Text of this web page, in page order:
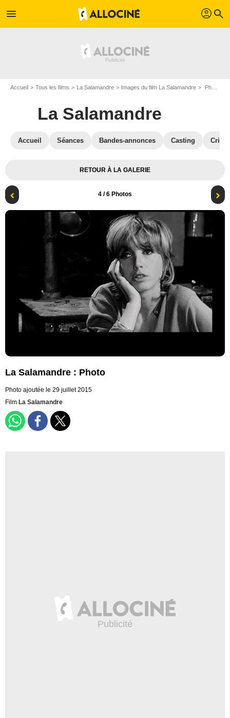
menu profil search
Accueil Tous les films La Salamandre Images du film La Salamandre Photo du film La Salamandre - Photo 4
La Salamandre
Accueil Séances Bandes-annonces Casting
RETOUR À LA GALERIE
4 / 6 Photos
La Salamandre : Photo
Photo ajoutée le 29 juillet 2015
Film La Salamandre